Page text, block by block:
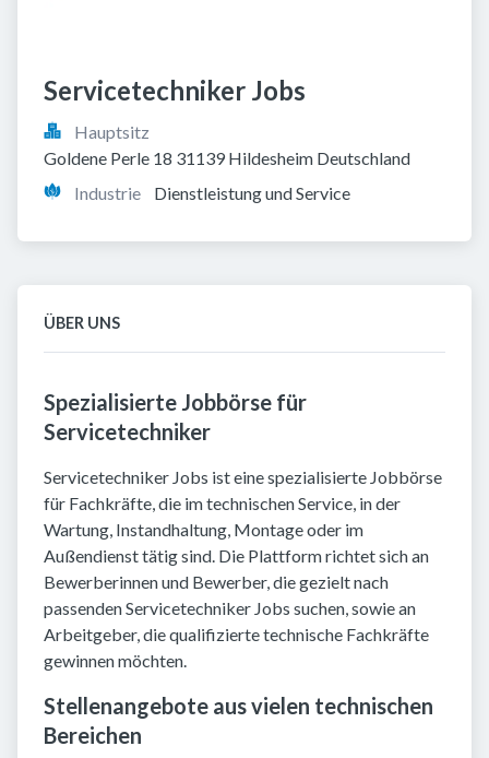
Servicetechniker Jobs
Hauptsitz
Goldene Perle 18 31139 Hildesheim Deutschland
Industrie
Dienstleistung und Service
ÜBER UNS
Spezialisierte Jobbörse für
Servicetechniker
Servicetechniker Jobs ist eine spezialisierte Jobbörse
für Fachkräfte, die im technischen Service, in der
Wartung, Instandhaltung, Montage oder im
Außendienst tätig sind. Die Plattform richtet sich an
Bewerberinnen und Bewerber, die gezielt nach
passenden Servicetechniker Jobs suchen, sowie an
Arbeitgeber, die qualifizierte technische Fachkräfte
gewinnen möchten.
Stellenangebote aus vielen technischen
Bereichen